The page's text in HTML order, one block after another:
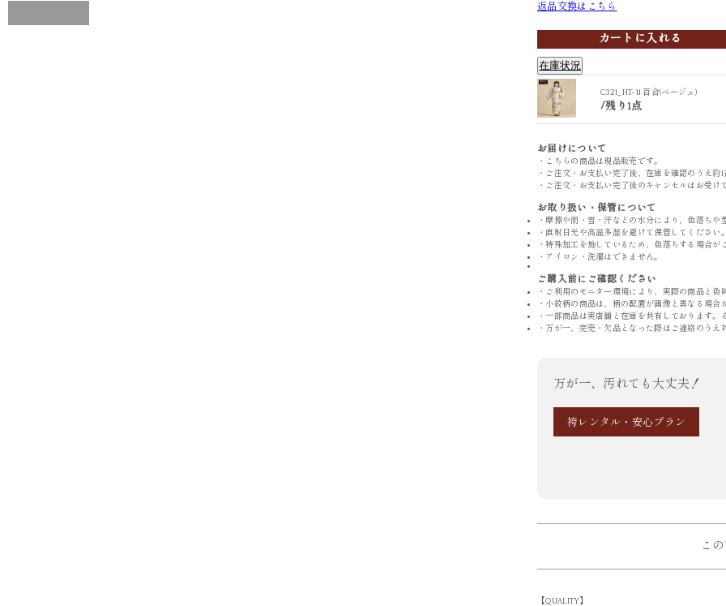
返品交換はこちら
カートに入れる
在庫状況
C321_HT-11 百合(べージュ)
/残り1点
お届けについて
・こちらの商品は現品販売です。
・ご注文・お支払い完了後、在庫を確認のうえ約
・ご注文・お支払い完了後のキャンセルはお受け
お取り扱い・保管について
・摩擦や雨・雪・汗などの水分により、色落ちや
・直射日光や高温多湿を避けて保管してください。
・特殊加工を施しているため、色落ちする場合が
・アイロン・洗濯はできません。
ご購入前にご確認ください
・ご利用のモニター環境により、実際の商品と色
・小紋柄の商品は、柄の配置が画像と異なる場合
・一部商品は実店舗と在庫を共有しております
・万が一、完売・欠品となった際はご連絡のうえ
万が一、汚れても大丈夫！
袴レンタル・安心プラン
こ
【QUALITY】